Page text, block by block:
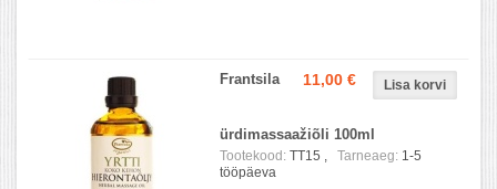
11,00 €
Frantsila
ürdimassaažiõli 100ml
Tootekood: TT15 , Tarneaeg: 1-5
tööpäeva